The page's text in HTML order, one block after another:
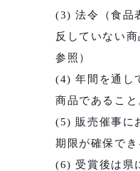
(3) 法令（食品
反していない
参照）
(4) 年間を通し
商品であること
(5) 販売催事に
期限が確保でき
(6) 受賞後は県